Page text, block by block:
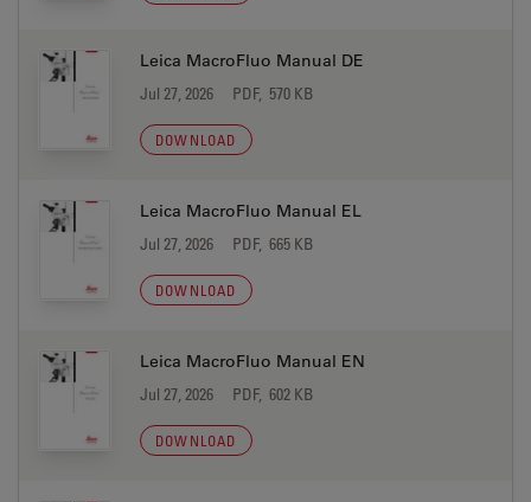
Leica MacroFluo Manual DE
Jul 27, 2026 PDF, 570 KB
DOWNLOAD
Leica MacroFluo Manual EL
Jul 27, 2026 PDF, 665 KB
DOWNLOAD
Leica MacroFluo Manual EN
Jul 27, 2026 PDF, 602 KB
DOWNLOAD